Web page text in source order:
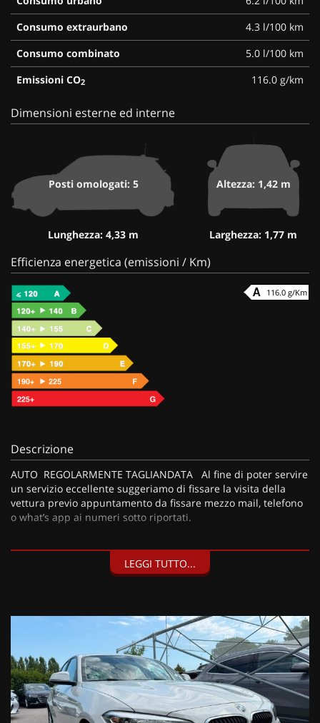
Consumo extraurbano
4.3 l/100 km
Consumo combinato
5.0 l/100 km
Emissioni CO2 116.0 g/km
Dimensioni esterne ed interne
Posti omologati: 5
Lunghezza: 4,33 m
Altezza: 1,42 m
Larghezza: 1,77 m
Efficienza energetica (emissioni / Km)
116.0 g/Km
Descrizione
AUTO REGOLARMENTE TAGLIANDATA Al fine di poter servire
un servizio eccellente suggeriamo di fissare la visita della
vettura previo appuntamento da fissare mezzo mail, telefono
o what’s app ai numeri sotto riportati.
• Finanziamenti personalizzabili a tassi agevolati (privati/ditte
• Polizze Kasko fino a 60 mesi di durata con estensione “valore
a nuovo”;
• Garanzia legale di Conformità prevista obbligatoriamente
dal Codice del Consumo;
• Garanzia estendibile fino a 60 mesi.
LEGGI TUTTO...